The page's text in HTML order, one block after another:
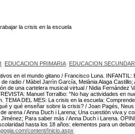
la crisis en la escuela
EDUCACION PRIMARIA EDUCACION
en el mundo gitano / Francisco Luna.
radio / Màbel Jarrìn García, Melània Alaga
de una cartelera musical virtual / Nidia Fernández
Manuel Torralbo: "No hay actividades en
TEMA DEL MES: La crisis en la escuela:
y qué enseñar sobre la crisis? / Joan Pagés,
arena / Anna Duch i Larena; Una cuestión viva y
Para saber más / Anna Duch i Larena.
hasta los 18 años: elementos para un
content/Inicio.aspx